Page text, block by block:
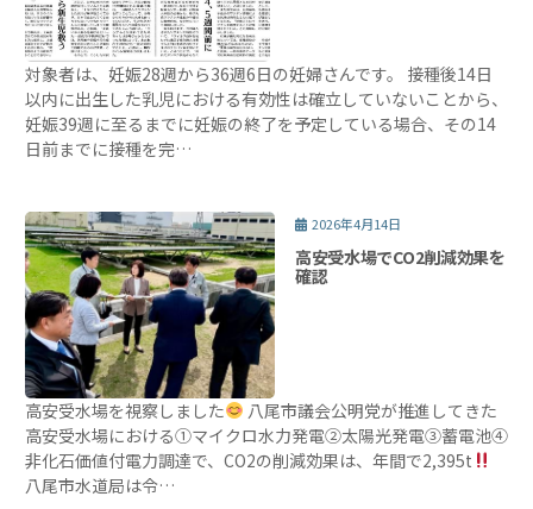
対象者は、妊娠28週から36週6日の妊婦さんです。 接種後14日
以内に出生した乳児における有効性は確立していないことから、
妊娠39週に至るまでに妊娠の終了を予定している場合、その14
日前までに接種を完…
2026年4月14日
高安受水場でCO2削減効果を
確認
高安受水場を視察しました
八尾市議会公明党が推進してきた
高安受水場における①マイクロ水力発電②太陽光発電③蓄電池④
非化石価値付電力調達で、CO2の削減効果は、年間で2,395t
八尾市水道局は令…